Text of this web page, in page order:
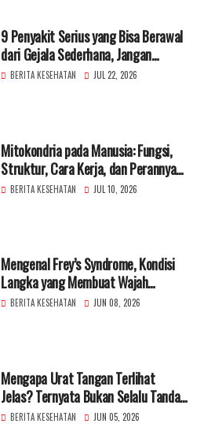
9 Penyakit Serius yang Bisa Berawal
dari Gejala Sederhana, Jangan
Diabaikan!
BERITA KESEHATAN JUL 22, 2026
Mitokondria pada Manusia: Fungsi,
Struktur, Cara Kerja, dan Perannya
bagi Kesehatan
BERITA KESEHATAN JUL 10, 2026
Mengenal Frey’s Syndrome, Kondisi
Langka yang Membuat Wajah
Berkeringat Saat Makan
BERITA KESEHATAN JUN 08, 2026
Mengapa Urat Tangan Terlihat
Jelas? Ternyata Bukan Selalu Tanda
Penuaan
BERITA KESEHATAN JUN 05, 2026